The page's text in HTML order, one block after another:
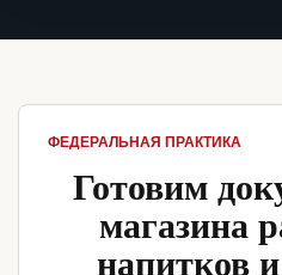
ФЕДЕРАЛЬНАЯ ПРАКТИКА
Готовим
магазина
напитков